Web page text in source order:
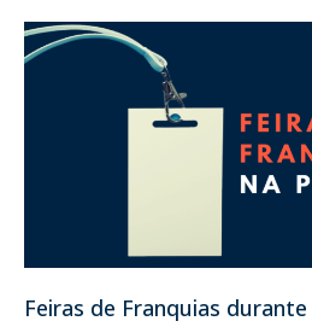
Feiras de Franquias